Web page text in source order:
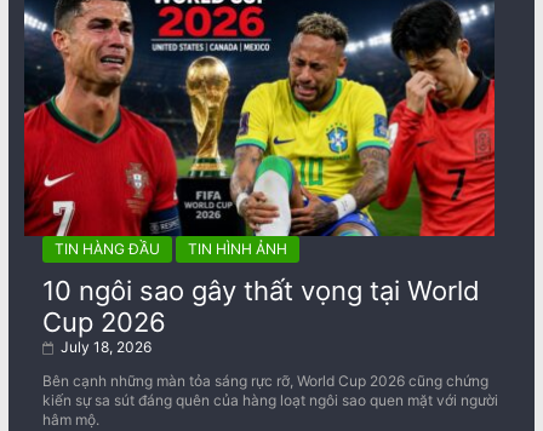
TIN HÀNG ĐẦU TIN HÌNH ẢNH
10 ngôi sao gây thất vọng tại World
Cup 2026
July 18, 2026
Bên cạnh những màn tỏa sáng rực rỡ, World Cup 2026 cũng chứng
kiến sự sa sút đáng quên của hàng loạt ngôi sao quen mặt với người
hâm mộ.